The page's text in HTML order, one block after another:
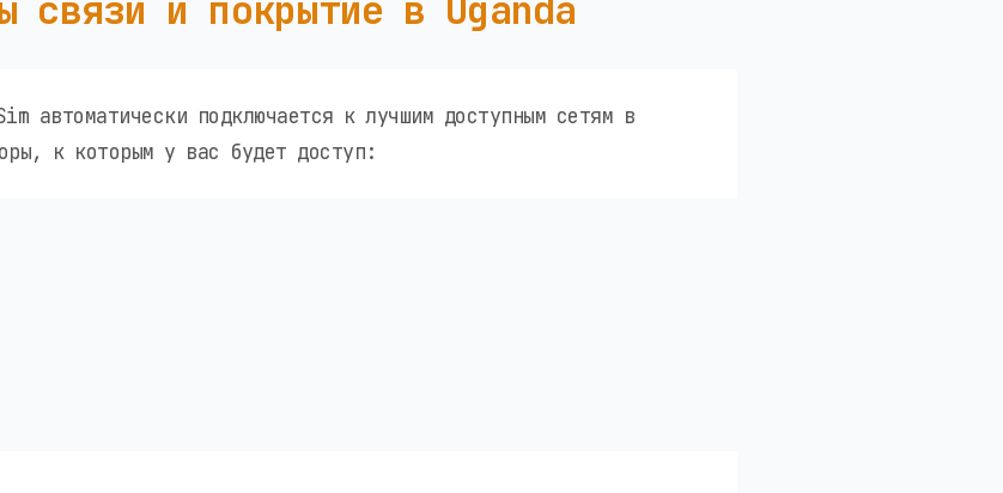
связи и покрытие в Uganda
автоматически подключается к лучшим доступным сетям в
к которым у вас будет доступ: